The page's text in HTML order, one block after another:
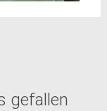
gefallen